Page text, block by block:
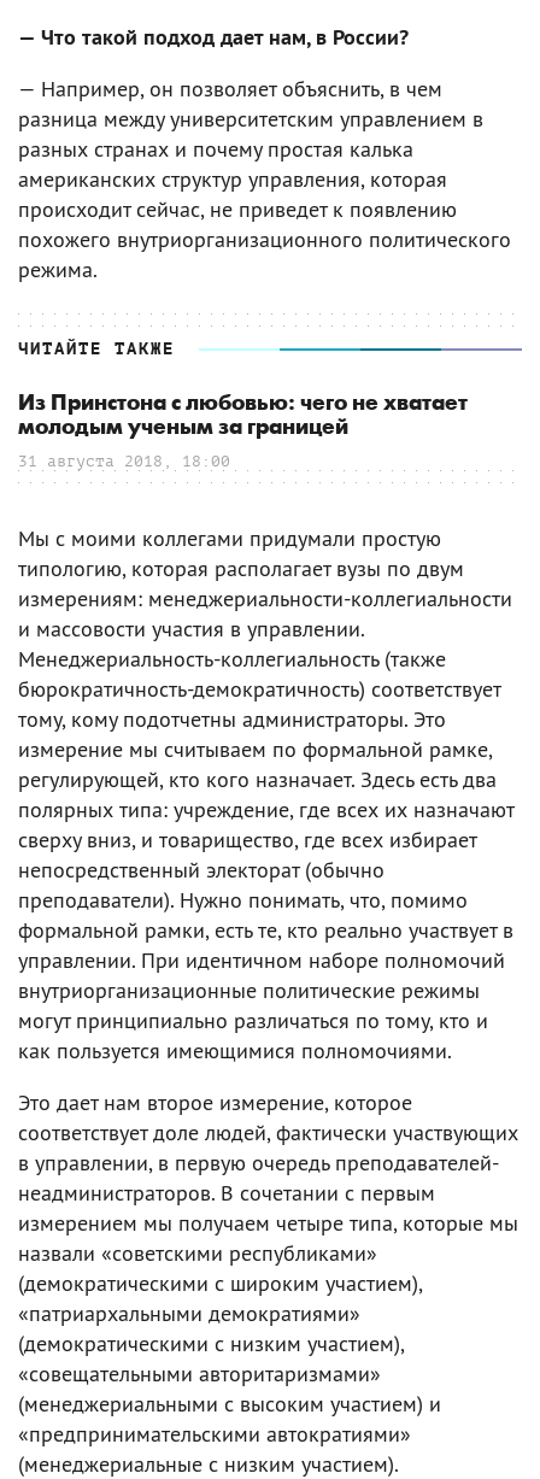
— Что такой подход дает нам, в России?
— Например, он позволяет объяснить, в чем
разница между университетским управлением в
разных странах и почему простая калька
американских структур управления, которая
происходит сейчас, не приведет к появлению
похожего внутриорганизационного политического
режима.
ЧИТАЙТЕ ТАКЖЕ
Из Принстона с любовью: чего не хватает
молодым ученым за границей
31 августа 2018, 18:00
Мы с моими коллегами придумали простую
типологию, которая располагает вузы по двум
измерениям: менеджериальности-коллегиальности
и массовости участия в управлении.
Менеджериальность-коллегиальность (также
бюрократичность-демократичность) соответствует
тому, кому подотчетны администраторы. Это
измерение мы считываем по формальной рамке,
регулирующей, кто кого назначает. Здесь есть два
полярных типа: учреждение, где всех их назначают
сверху вниз, и товарищество, где всех избирает
непосредственный электорат (обычно
преподаватели). Нужно понимать, что, помимо
формальной рамки, есть те, кто реально участвует в
управлении. При идентичном наборе полномочий
внутриорганизационные политические режимы
могут принципиально различаться по тому, кто и
как пользуется имеющимися полномочиями.
Это дает нам второе измерение, которое
соответствует доле людей, фактически участвующих
в управлении, в первую очередь преподавателей-
неадминистраторов. В сочетании с первым
измерением мы получаем четыре типа, которые мы
назвали «советскими республиками»
(демократическими с широким участием),
«патриархальными демократиями»
(демократическими с низким участием),
«совещательными авторитаризмами»
(менеджериальными с высоким участием) и
«предпринимательскими автократиями»
(менеджериальные с низким участием).